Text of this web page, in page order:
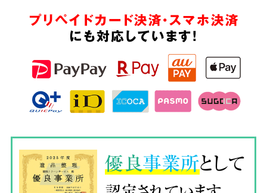
プリペイドカード決済・スマホ決済
にも対応しています!
優良事業所として